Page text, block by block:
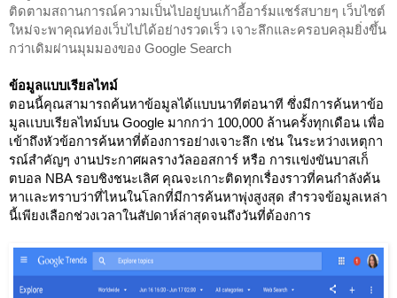
ติดตามสถานการณ์ความเป็นไปอยู่บนเก้าอี้อาร์มแชร์สบายๆ เว็บไซต์
ใหม่จะพาคุณท่องเว็บไปได้อย่างรวดเร็ว เจาะลึกและครอบคลุมยิ่งขึ้น
กว่าเดิมผ่านมุมมองของ Google Search
ข้อมูลแบบเรียลไทม์
ตอนนี้คุณสามารถค้นหาข้อมูลได้แบบนาทีต่อนาที ซึ่งมีการค้นหาข้อ
มูลเเบบเรียลไทม์บน Google มากกว่า 100,000 ล้านครั้งทุกเดือน เพื่อ
เข้าถึงหัวข้อการค้นหาที่ต้องการอย่างเจาะลึก เช่น ในระหว่างเหตุกา
รณ์สำคัญๆ งานประกาศผลรางวัลออสการ์ หรือ การเเข่งขันบาสเก็
ตบอล NBA รอบชิงชนะเลิศ คุณจะเกาะติดทุกเรื่องราวที่คนกำลังค้น
หาเเละทราบว่าที่ไหนในโลกที่มีการค้นหาพุ่งสูงสุด สำรวจข้อมูลเหล่า
นี้เพียงเลือกช่วงเวลาในสัปดาห์ล่าสุดจนถึงวันที่ต้องการ